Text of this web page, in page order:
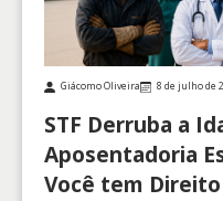
Giácomo Oliveira 8 de julho de
STF Derruba a
Aposentadoria
Você tem